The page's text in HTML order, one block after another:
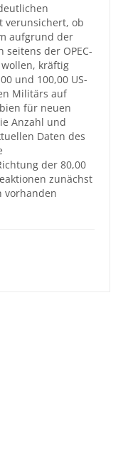
verunsichert, ob
aufgrund der
der OPEC-
kräftig
und 100,00 US-
Militärs auf
für neuen
Anzahl und
Daten des
der 80,00
zunächst
vorhanden